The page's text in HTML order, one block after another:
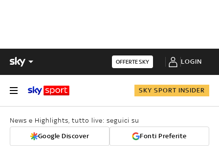
OFFERTE SKY LOGIN
SKY SPORT INSIDER
News e Highlights, tutto live: seguici su
Google Discover Fonti Preferite